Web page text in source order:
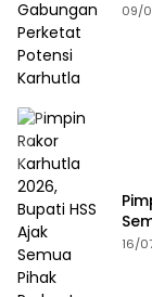
09/
16/